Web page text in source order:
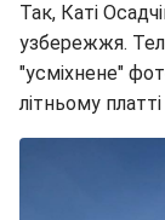
Так, Каті
узбережжя.
"усміхнене"
літньому